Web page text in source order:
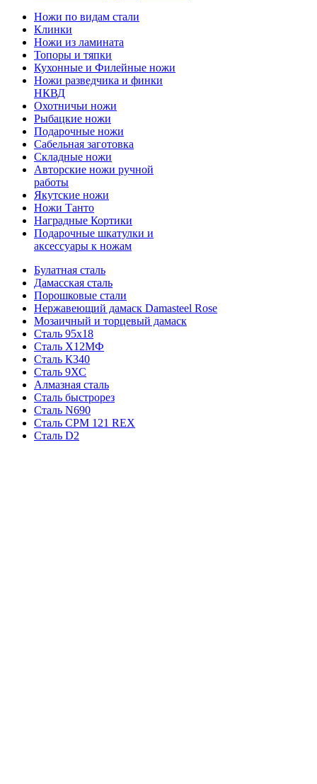
Ножи по видам стали
Клинки
Ножи из ламината
Топоры и тяпки
Кухонные и Филейные ножи
Ножи разведчика и финки
НКВД
Охотничьи ножи
Рыбацкие ножи
Подарочные ножи
Сабельная заготовка
Складные ножи
Авторские ножи ручной
работы
Якутские ножи
Ножи Танто
Наградные Кортики
Подарочные шкатулки и
аксессуары к ножам
Булатная сталь
Дамасская сталь
Порошковые стали
Нержавеющий дамаск Damasteel Rose
Мозаичный и торцевый дамаск
Сталь 95х18
Сталь Х12МФ
Сталь К340
Сталь 9ХС
Алмазная сталь
Сталь быстрорез
Сталь N690
Сталь CPM 121 REX
Сталь D2